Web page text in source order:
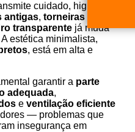
cuidado, higiene e
antigas, torneiras
transparente já muda
estética minimalista,
, está em alta e
garantir a parte
adequada,
e ventilação eficiente
— problemas que
insegurança em